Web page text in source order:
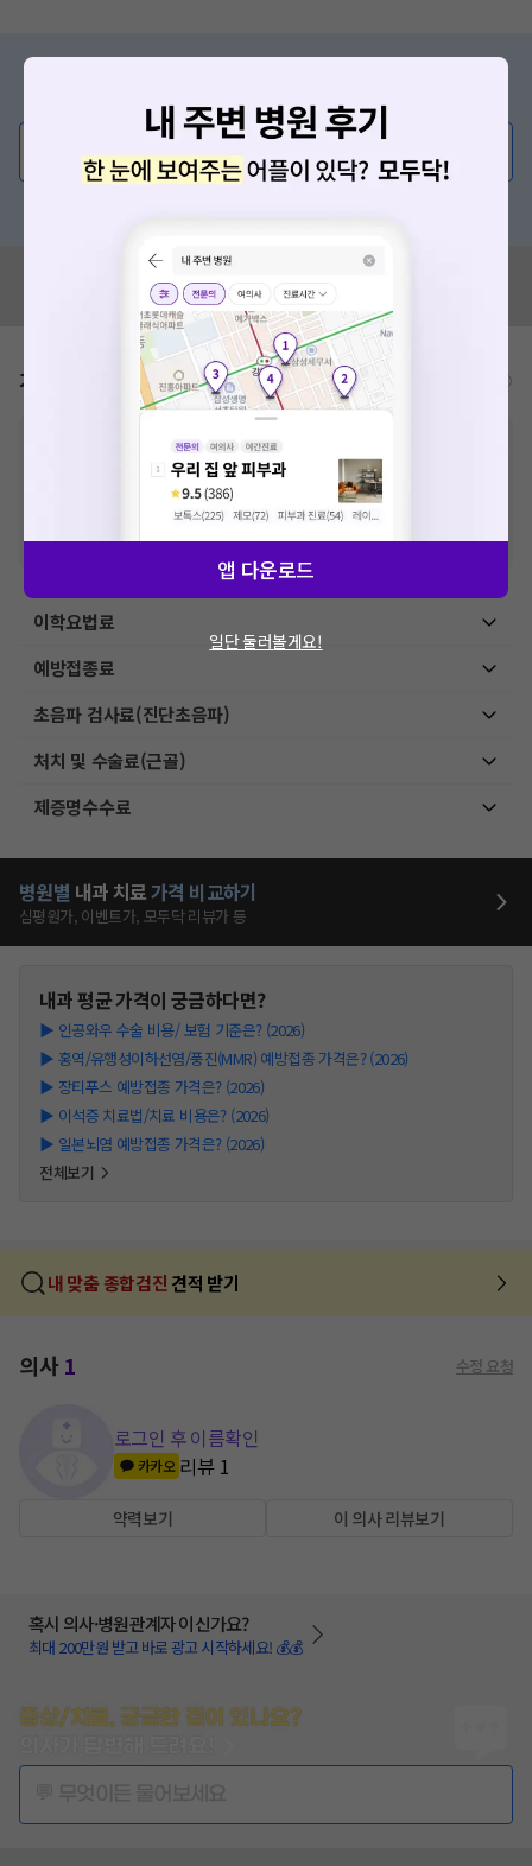
의사가 직접 답해드려요!
💬 무엇이든 물어보세요
혹시 잘못된 병원정보가 있나요?
모두닥 팀에 알려주세요!
가격표 비급여/급여 진료란?
추가비용 등으로 실제 가격과 상이할 수 있으니, 정확
한 가격은 해당 의료기관에 직접 문의해주세요.
건강보험심사평가원에 고지되어 있는 급여 진료 기준 가
격입니다. (진료와 연관된 복합적인 비용이 추가되어, 병원마다 금액이 다르게
산정될 수 있는 점 참고 바랍니다.)
※ 이벤트가, 할인가는VAT 포함
이학요법료
예방접종료
초음파 검사료(진단초음파)
처치 및 수술료(근골)
제증명수수료
병원별 내과 치료가격 비교하기
심평원가, 이벤트가, 모두닥 리뷰가 등
내과평균 가격이 궁금하다면?
▶ 인공와우 수술 비용/ 보험 기준은? (2026)
▶ 홍역/유행성이하선염/풍진(MMR) 예방접종 가격은? (2026)
▶ 장티푸스 예방접종 가격은? (2026)
▶ 이석증 치료법/치료 비용은? (2026)
▶ 일본뇌염 예방접종 가격은? (2026)
전체보기
내 맞춤 종합검진 견적 받기
의사1 수정 요청
로그인 후 이름확인
카카오 리뷰 1
약력보기 이 의사 리뷰보기
혹시 의사·병원관계자 이신가요?
최대 200만원 받고 바로 광고 시작하세요! 💰💰
증상/치료, 궁금한 점이 있나요?
앱 다운로드
일단 둘러볼게요!